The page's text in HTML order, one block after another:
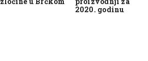
2020. godinu